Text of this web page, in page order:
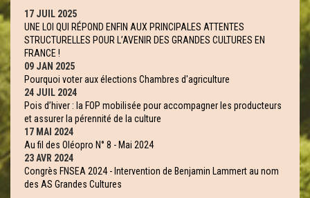
17 JUIL 2025
UNE LOI QUI RÉPOND ENFIN AUX PRINCIPALES ATTENTES
STRUCTURELLES POUR L’AVENIR DES GRANDES CULTURES EN
FRANCE !
09 JAN 2025
Pourquoi voter aux élections Chambres d'agriculture
24 JUIL 2024
Pois d’hiver : la FOP mobilisée pour accompagner les producteurs
et assurer la pérennité de la culture
17 MAI 2024
Au fil des Oléopro N° 8 - Mai 2024
23 AVR 2024
Congrès FNSEA 2024 - Intervention de Benjamin Lammert au nom
des AS Grandes Cultures